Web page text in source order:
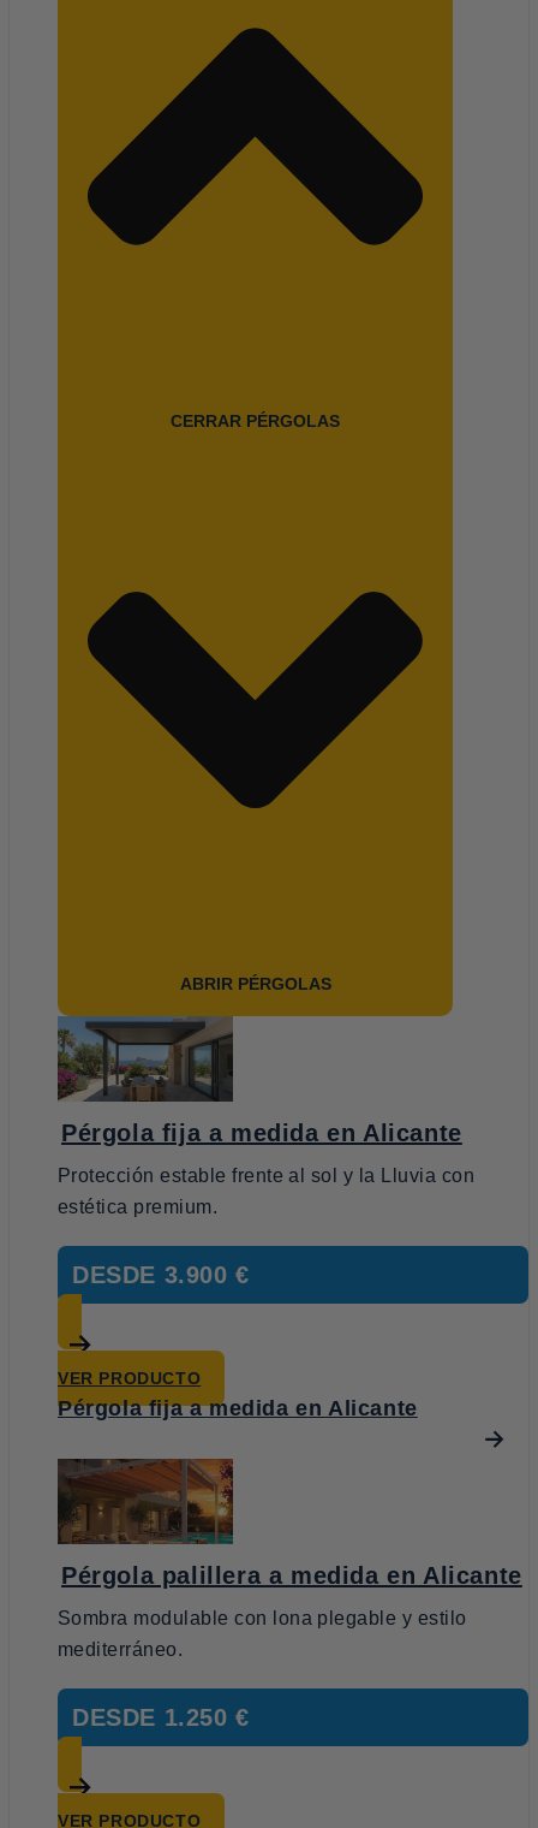
CERRAR PÉRGOLAS
ABRIR PÉRGOLAS
Pérgola fija a medida en Alicante
Protección estable frente al sol y la Lluvia con
estética premium.
DESDE 3.900 €
VER PRODUCTO
Pérgola fija a medida en Alicante
Pérgola palillera a medida en Alicante
Sombra modulable con lona plegable y estilo
mediterráneo.
DESDE 1.250 €
VER PRODUCTO